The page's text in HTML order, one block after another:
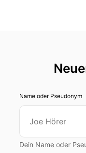
Name oder Pseudonym
Dein Name oder